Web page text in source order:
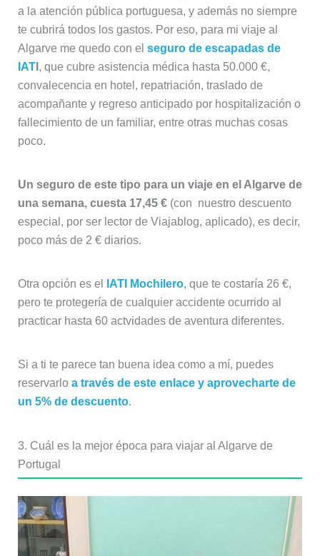
a la atención pública portuguesa, y además no siempre
te cubrirá todos los gastos. Por eso, para mi viaje al
Algarve me quedo con el seguro de escapadas de
IATI , que cubre asistencia médica hasta 50.000 €,
convalecencia en hotel, repatriación, traslado de
acompañante y regreso anticipado por hospitalización o
fallecimiento de un familiar, entre otras muchas cosas
poco.
Un seguro de este tipo para un viaje en el Algarve de
una semana, cuesta 17,45 €(con nuestro descuento
especial, por ser lector de Viajablog, aplicado), es decir,
poco más de 2 € diarios.
Otra opción es el IATI Mochilero, que te costaría 26 €,
pero te protegería de cualquier accidente ocurrido al
practicar hasta 60 actvidades de aventura diferentes.
Si a ti te parece tan buena idea como a mí, puedes
reservarlo a través de este enlace y aprovecharte de
un 5% de descuento.
3. Cuál es la mejor época para viajar al Algarve de
Portugal